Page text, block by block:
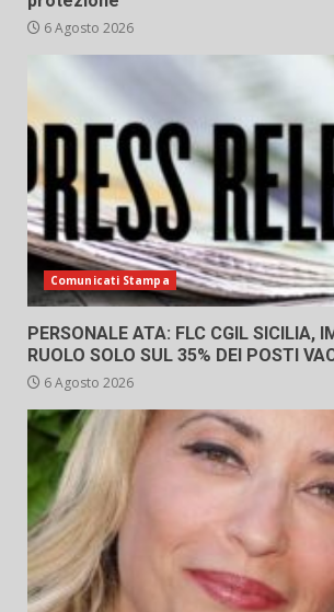
6 Agosto 2026
Comunicati Stampa
PERSONALE ATA: FLC CGIL SICILIA,
RUOLO SOLO SUL 35% DEI POSTI
6 Agosto 2026